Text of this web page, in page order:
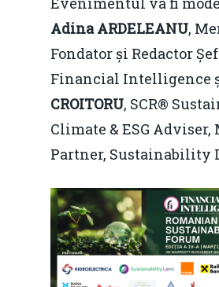
Adina ARDELEANU,
Fondator și Redactor
Financial Intelligence
CROITORU, SCR®
Climate & ESG
Partner, Sustainability